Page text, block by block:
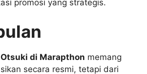
promosi yang strategis.
di Marapthon memang
secara resmi, tetapi dari